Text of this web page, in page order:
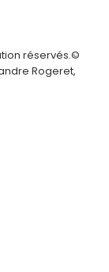
réservés.©
Rogeret,